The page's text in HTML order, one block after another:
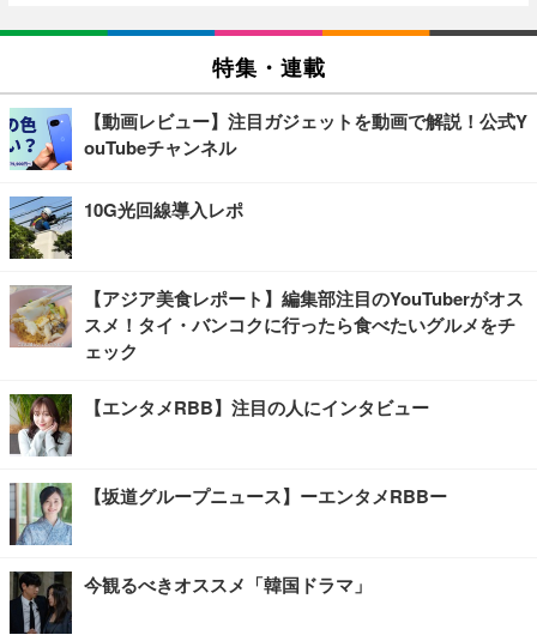
特集・連載
【動画レビュー】注目ガジェットを動画で解説！公式Y
ouTubeチャンネル
10G光回線導入レポ
【アジア美食レポート】編集部注目のYouTuberがオス
スメ！タイ・バンコクに行ったら食べたいグルメをチ
ェック
【エンタメRBB】注目の人にインタビュー
【坂道グループニュース】ーエンタメRBBー
今観るべきオススメ「韓国ドラマ」